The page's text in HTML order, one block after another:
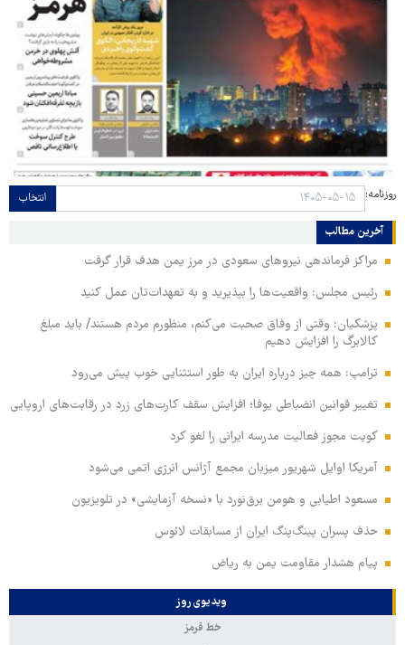
روزنامه: انتخاب
آخرین مطالب
مراکز فرماندهی نیروهای سعودی در مرز یمن هدف قرار گرفت
رئیس مجلس: واقعیت‌ها را بپذیرید و به تعهدات‌تان عمل کنید
پزشکیان: وقتی از وفاق صحبت می‌کنم، منظورم مردم هستند/ باید مبلغ
کالابرگ را افزایش دهیم
ترامپ: همه چیز درباره ایران به طور استثنایی خوب پیش می‌رود
تغییر قوانین انضباطی یوفا؛ افزایش سقف کارت‌های زرد در رقابت‌های اروپایی
کویت مجوز فعالیت مدرسه ایرانی را لغو کرد
آمریکا اوایل شهریور میزبان مجمع آژانس انرژی اتمی می‌شود
مسعود اطیابی و هومن برق‌نورد با «نسخه آزمایشی» در تلویزیون
حذف پسران پینگ‌پنگ ایران از مسابقات لائوس
پیام هشدار مقاومت یمن به ریاض
ویدیوی روز
خط قرمز